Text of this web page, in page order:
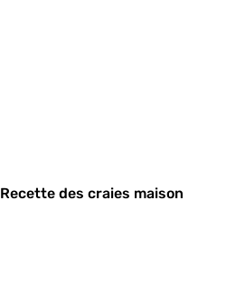
Recette des craies maison